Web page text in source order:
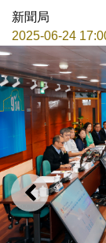
新聞局
2025-06-24
上一則